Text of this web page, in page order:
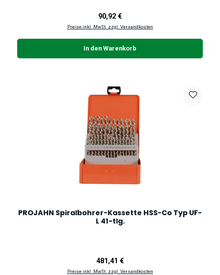
Regulärer Preis:
90,92 €
Preise inkl. MwSt. zzgl. Versandkosten
In den Warenkorb
PROJAHN Spiralbohrer-Kassette HSS-Co Typ UF-
L 41-tlg.
Regulärer Preis:
481,41 €
Preise inkl. MwSt. zzgl. Versandkosten